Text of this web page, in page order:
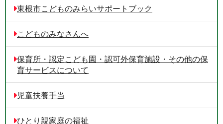
東根市こどものみらいサポートブック
こどものみなさんへ
保育所・認定こども園・認可外保育施設・その他の保
育サービスについて
児童扶養手当
ひとり親家庭の福祉